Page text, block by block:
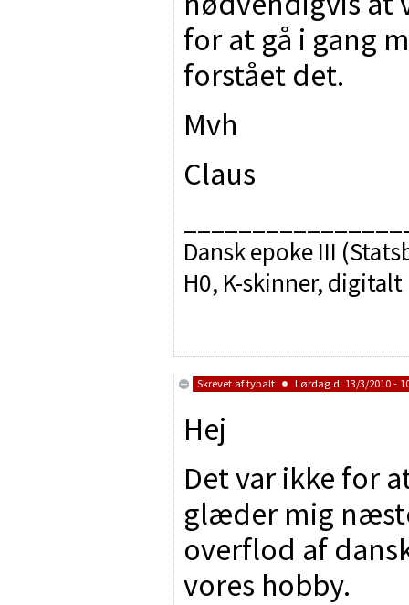
for at gå i gang
forstået det.
Mvh
Claus
Dansk epoke III
H0, K-skinner, digitalt
Skrevet aftybalt Lørdag d. 13/3/2010 -
Hej
Det var ikke for
glæder mig
overflod af
vores hobby.